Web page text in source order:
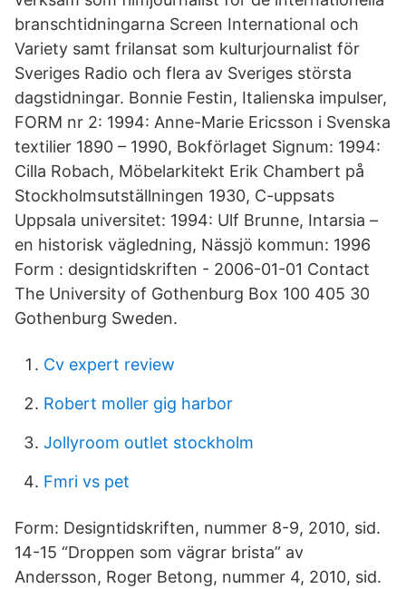
branschtidningarna Screen International och
Variety samt frilansat som kulturjournalist för
Sveriges Radio och flera av Sveriges största
dagstidningar. Bonnie Festin, Italienska impulser,
FORM nr 2: 1994: Anne-Marie Ericsson i Svenska
textilier 1890 – 1990, Bokförlaget Signum: 1994:
Cilla Robach, Möbelarkitekt Erik Chambert på
Stockholmsutställningen 1930, C-uppsats
Uppsala universitet: 1994: Ulf Brunne, Intarsia –
en historisk vägledning, Nässjö kommun: 1996
Form : designtidskriften - 2006-01-01 Contact
The University of Gothenburg Box 100 405 30
Gothenburg Sweden.
Cv expert review
Robert moller gig harbor
Jollyroom outlet stockholm
Fmri vs pet
Form: Designtidskriften, nummer 8-9, 2010, sid.
14-15 “Droppen som vägrar brista” av
Andersson, Roger Betong, nummer 4, 2010, sid.